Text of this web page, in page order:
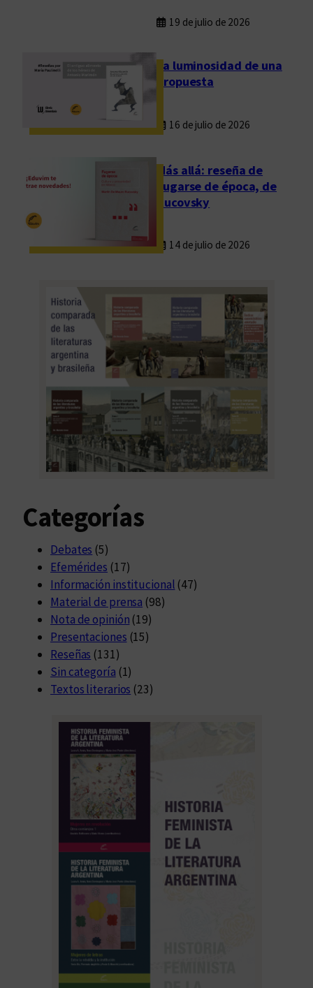
i
d
m
0
2
3
19 de julio de 2026
La luminosidad de una
propuesta
16 de julio de 2026
Más allá: reseña de
Fugarse de época, de
Rucovsky
14 de julio de 2026
Categorías
Debates (5)
Efemérides (17)
Información institucional (47)
Material de prensa (98)
Nota de opinión (19)
Presentaciones (15)
Reseñas (131)
Sin categoría (1)
Textos literarios (23)